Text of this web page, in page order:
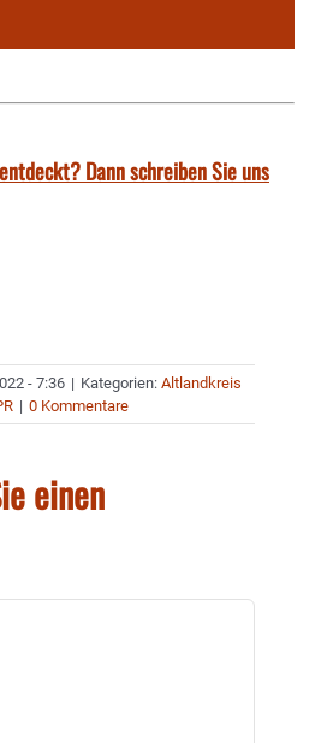
Dann schreiben Sie uns
- 7:36 | Kategorien: Altlandkreis
| 0 Kommentare
einen